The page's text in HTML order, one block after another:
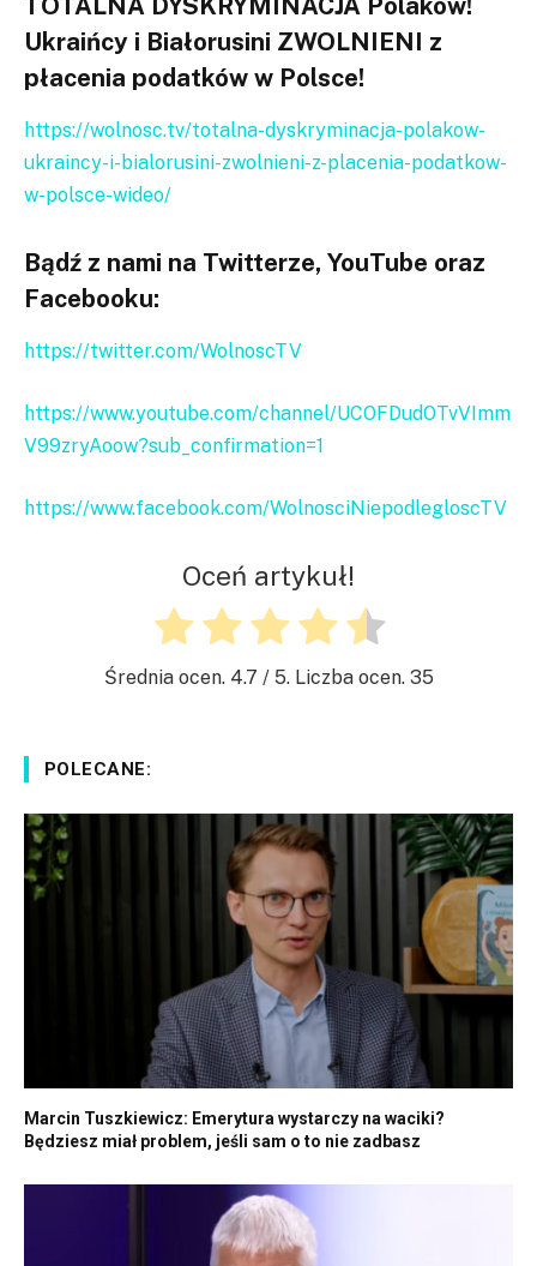
Ukraińcy i Białorusini ZWOLNIENI z
płacenia podatków w Polsce!
https://wolnosc.tv/totalna-dyskryminacja-polakow-
ukraincy-i-bialorusini-zwolnieni-z-placenia-podatkow-
w-polsce-wideo/
Bądź z nami na Twitterze, YouTube oraz
Facebooku:
https://twitter.com/WolnoscTV
https://www.youtube.com/channel/UCOFDudOTvVImm
V99zryAoow?sub_confirmation=1
https://www.facebook.com/WolnosciNiepodlegloscTV
Oceń artykuł!
Średnia ocen. 4.7 / 5. Liczba ocen. 35
POLECANE:
Marcin Tuszkiewicz: Emerytura wystarczy na waciki?
Będziesz miał problem, jeśli sam o to nie zadbasz